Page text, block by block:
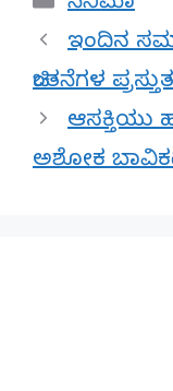
ಇಂದಿನ
ಚಿಂತನೆಗಳ
ಆಸಕ್ತಿಯು
ಅಶೋಕ